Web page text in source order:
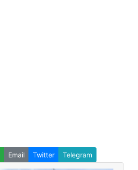
Email Twitter Telegram